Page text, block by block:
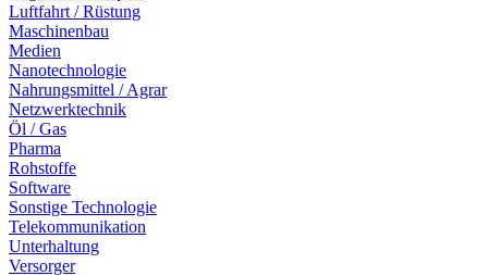
Luftfahrt / Rüstung
Maschinenbau
Medien
Nanotechnologie
Nahrungsmittel / Agrar
Netzwerktechnik
Öl / Gas
Pharma
Rohstoffe
Software
Sonstige Technologie
Telekommunikation
Unterhaltung
Versorger